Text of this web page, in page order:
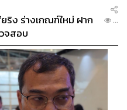
ริง ร่างเกณฑ์ใหม่ ฝาก
จสอบ
...